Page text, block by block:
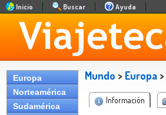
Inicio Buscar Ayuda
Europa
Norteamérica
Sudamérica
Mundo > Europa >
Información